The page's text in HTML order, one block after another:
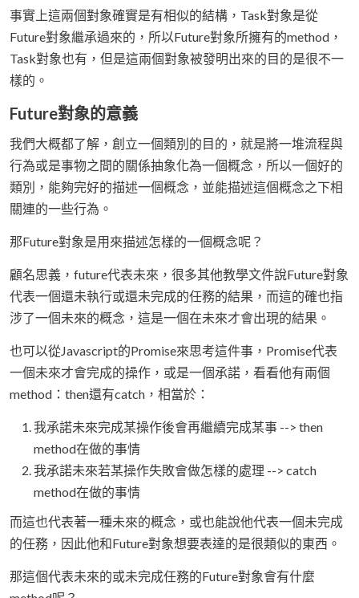
事實上這兩個對象確實是有相似的結構，Task對象是從
Future對象繼承過來的，所以Future對象所擁有的method，
Task對象也有，但是這兩個對象被發明出來的目的是很不一
樣的。
Future對象的意義
我們大概都了解，創立一個類別的目的，就是將一堆流程與
行為或是事物之間的關係抽象化為一個概念，所以一個好的
類別，能夠完好的描述一個概念，並能描述這個概念之下相
關連的一些行為。
那Future對象是用來描述怎樣的一個概念呢？
顧名思義，future代表未來，很多其他教學文件說Future對象
代表一個還未執行或還未完成的任務的結果，而這的確也指
涉了一個未來的概念，這是一個在未來才會出現的結果。
也可以從Javascript的Promise來思考這件事，Promise代表
一個未來才會完成的操作，或是一個承諾，看看他有兩個
method：then還有catch，相當於：
我承諾未來完成某操作後會再繼續完成某事 --> then
method在做的事情
我承諾未來若某操作失敗會做怎樣的處理 --> catch
method在做的事情
而這也代表著一種未來的概念，或也能說他代表一個未完成
的任務，因此他和Future對象想要表達的是很類似的東西。
那這個代表未來的或未完成任務的Future對象會有什麼